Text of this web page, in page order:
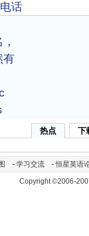
话
有
热点 下
- 学习交流 -恒星英语
Copyright ©2006-